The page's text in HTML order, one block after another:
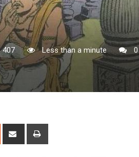
407 Less than a minute 0
Reddit
Share